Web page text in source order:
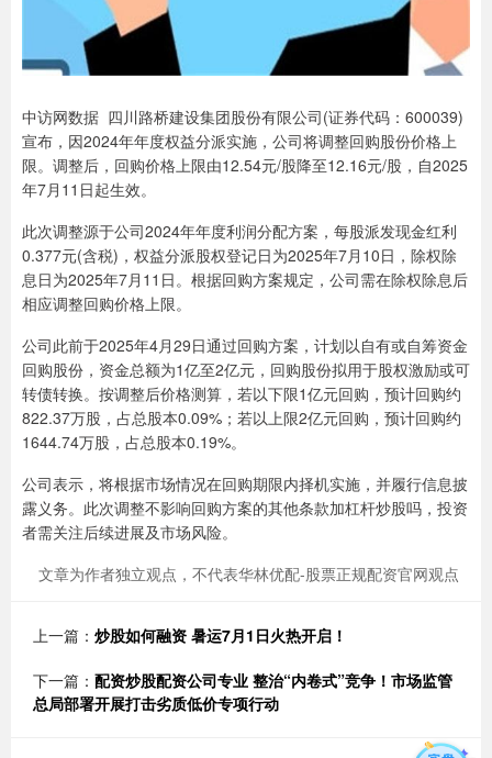
中访网数据 四川路桥建设集团股份有限公司(证券代码：600039)
宣布，因2024年年度权益分派实施，公司将调整回购股份价格上
限。调整后，回购价格上限由12.54元/股降至12.16元/股，自2025
年7月11日起生效。
此次调整源于公司2024年年度利润分配方案，每股派发现金红利
0.377元(含税)，权益分派股权登记日为2025年7月10日，除权除
息日为2025年7月11日。根据回购方案规定，公司需在除权除息后
相应调整回购价格上限。
公司此前于2025年4月29日通过回购方案，计划以自有或自筹资金
回购股份，资金总额为1亿至2亿元，回购股份拟用于股权激励或可
转债转换。按调整后价格测算，若以下限1亿元回购，预计回购约
822.37万股，占总股本0.09%；若以上限2亿元回购，预计回购约
1644.74万股，占总股本0.19%。
公司表示，将根据市场情况在回购期限内择机实施，并履行信息披
露义务。此次调整不影响回购方案的其他条款加杠杆炒股吗，投资
者需关注后续进展及市场风险。
文章为作者独立观点，不代表华林优配-股票正规配资官网观点
上一篇： 炒股如何融资 暑运7月1日火热开启！
下一篇： 配资炒股配资公司专业 整治“内卷式”竞争！市场监管
总局部署开展打击劣质低价专项行动